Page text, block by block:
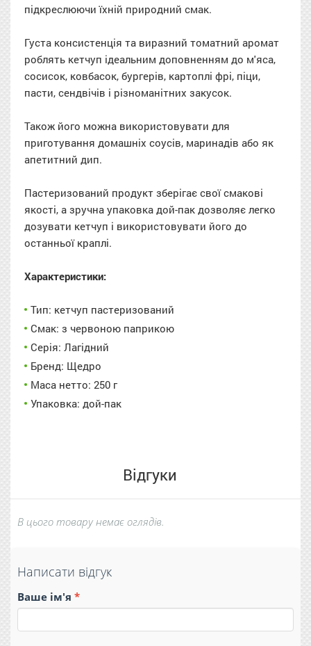
підкреслюючи їхній природний смак.
Густа консистенція та виразний томатний аромат
роблять кетчуп ідеальним доповненням до м'яса,
сосисок, ковбасок, бургерів, картоплі фрі, піци,
пасти, сендвічів і різноманітних закусок.
Також його можна використовувати для
приготування домашніх соусів, маринадів або як
апетитний дип.
Пастеризований продукт зберігає свої смакові
якості, а зручна упаковка дой-пак дозволяє легко
дозувати кетчуп і використовувати його до
останньої краплі.
Характеристики:
Тип: кетчуп пастеризований
Смак: з червоною паприкою
Серія: Лагідний
Бренд: Щедро
Маса нетто: 250 г
Упаковка: дой-пак
Відгуки
В цього товару немає оглядів.
Написати відгук
Ваше ім'я